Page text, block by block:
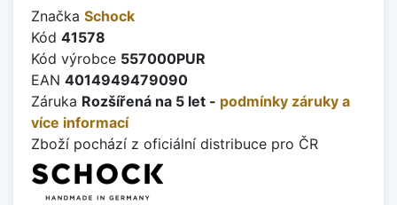
Značka Schock
Kód 41578
Kód výrobce 557000PUR
EAN 4014949479090
Záruka Rozšířená na 5 let - podmínky záruky a
více informací
Zboží pochází z oficiální distribuce pro ČR